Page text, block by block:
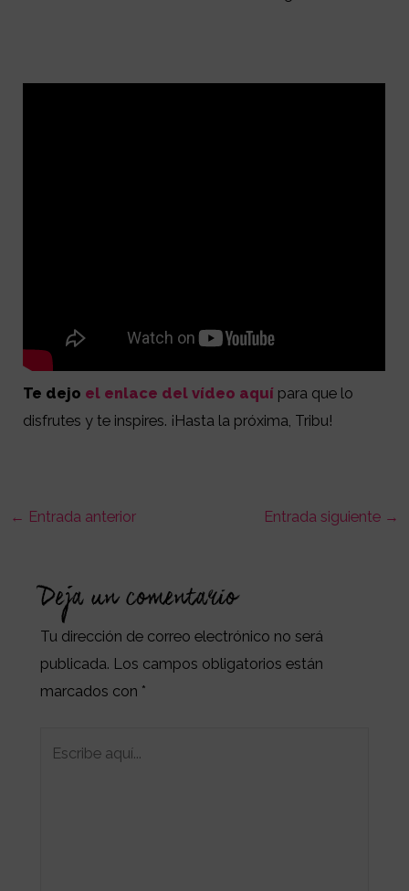
Te dejo el enlace del vídeo aquí para que lo
disfrutes y te inspires. ¡Hasta la próxima, Tribu!
← Entrada anterior Entrada siguiente →
Deja un comentario
Tu dirección de correo electrónico no será
publicada. Los campos obligatorios están
marcados con *